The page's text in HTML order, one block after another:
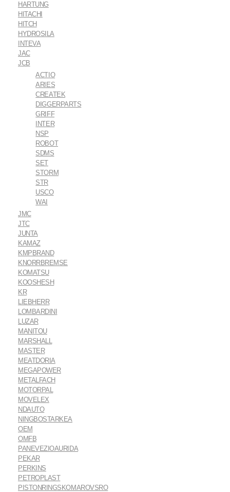
HARTUNG
HITACHI
HITCH
HYDROSILA
INTEVA
JAC
JCB
ACTIO
ARIES
CREATEK
DIGGERPARTS
GRIFF
INTER
NSP
ROBOT
SDMS
SET
STORM
STR
USCO
WAI
JMC
JTC
JUNTA
KAMAZ
KMPBRAND
KNORRBREMSE
KOMATSU
KOOSHESH
KR
LIEBHERR
LOMBARDINI
LUZAR
MANITOU
MARSHALL
MASTER
MEATDORIA
MEGAPOWER
METALFACH
MOTORPAL
MOVELEX
NDAUTO
NINGBOSTARKEA
OEM
OMFB
PANEVEZIOAURIDA
PEKAR
PERKINS
PETROPLAST
PISTONRINGSKOMAROVSRO